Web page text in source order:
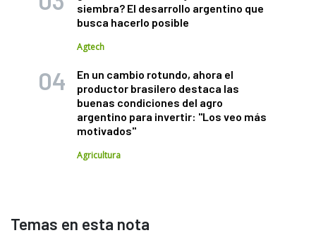
siembra? El desarrollo argentino que
busca hacerlo posible
Agtech
En un cambio rotundo, ahora el
productor brasilero destaca las
buenas condiciones del agro
argentino para invertir: "Los veo más
motivados"
Agricultura
Temas en esta nota